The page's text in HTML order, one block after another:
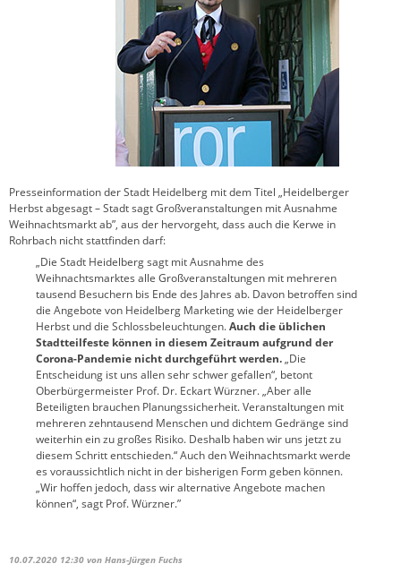
Presseinformation der Stadt Heidelberg mit dem Titel „Heidelberger
Herbst abgesagt – Stadt sagt Großveranstaltungen mit Ausnahme
Weihnachtsmarkt ab”, aus der hervorgeht, dass auch die Kerwe in
Rohrbach nicht stattfinden darf:
„Die Stadt Heidelberg sagt mit Ausnahme des
Weihnachtsmarktes alle Großveranstaltungen mit mehreren
tausend Besuchern bis Ende des Jahres ab. Davon betroffen sind
die Angebote von Heidelberg Marketing wie der Heidelberger
Herbst und die Schlossbeleuchtungen.Auch die üblichen
Stadtteilfeste können in diesem Zeitraum aufgrund der
Corona-Pandemie nicht durchgeführt werden.„Die
Entscheidung ist uns allen sehr schwer gefallen“, betont
Oberbürgermeister Prof. Dr. Eckart Würzner. „Aber alle
Beteiligten brauchen Planungssicherheit. Veranstaltungen mit
mehreren zehntausend Menschen und dichtem Gedränge sind
weiterhin ein zu großes Risiko. Deshalb haben wir uns jetzt zu
diesem Schritt entschieden.“ Auch den Weihnachtsmarkt werde
es voraussichtlich nicht in der bisherigen Form geben können.
„Wir hoffen jedoch, dass wir alternative Angebote machen
können“, sagt Prof. Würzner.”
10.07.2020 12:30 von Hans-Jürgen Fuchs